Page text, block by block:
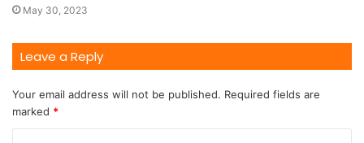
May 30, 2023
Leave a Reply
Your email address will not be published. Required fields are
marked *